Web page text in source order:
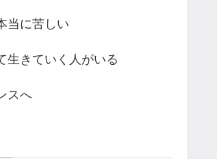
当に苦しい
生きていく人がいる
スへ